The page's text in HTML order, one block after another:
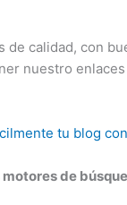
de calidad, con
nuestro
tu blog
de